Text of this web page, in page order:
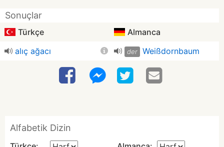
Sonuçlar
Türkçe
Almanca
alıç ağacı
der Weißdornbaum
Alfabetik Dizin